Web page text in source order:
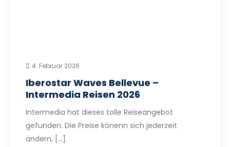
4. Februar 2026
Iberostar Waves Bellevue –
Intermedia Reisen 2026
Intermedia hat dieses tolle Reiseangebot
gefunden. Die Preise könenn sich jederzeit
ändern, […]